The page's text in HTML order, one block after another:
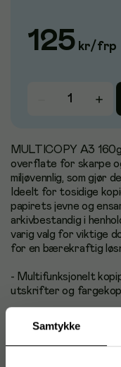
Samtykke
125 kr/frp
MULTICOPY A3
overflate for skarpe
miljøvennlig, som gjør
Ideelt for tosidige
papirets jevne og
arkivbestandig i
varig valg for viktige
for en bærekraftig
- Multifunksjonelt
utskrifter og
- Totalt klorfritt og